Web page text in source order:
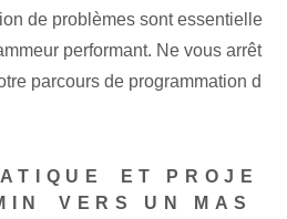
de problèmes sont essentielle
performant. Ne vous arrêt
parcours de programmation d
ET ‌PROJE
⁢VERS‌ UN MAS